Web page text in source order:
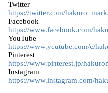
Twitter
https://twitter.com/
Facebook
https://www.facebook.com/
YouTube
https://www.youtube.com/c/
Pinterest
https://www.pinterest.jp/
Instagram
https://www.instagram.com/